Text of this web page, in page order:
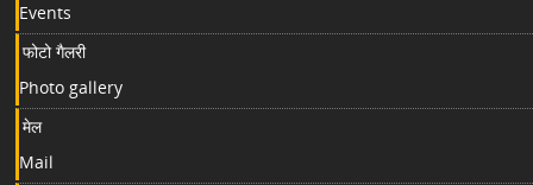
Events
फोटो गैलरी
Photo gallery
मेल
Mail